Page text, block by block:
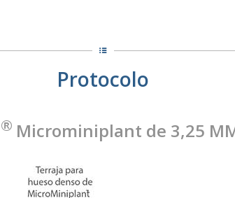
Protocolo
® Microminiplant de 3,25